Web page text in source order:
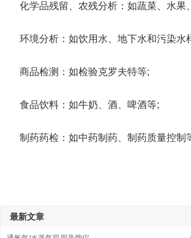
化学品残留、农残分析：如蔬菜、水果
环境分析：如饮用水、地下水和污染水
商品检测：如检验克罗夫特等;
食品饮料：如牛奶、酒、啤酒等;
制药药检：如中药制药、制药质量控制
最新文章